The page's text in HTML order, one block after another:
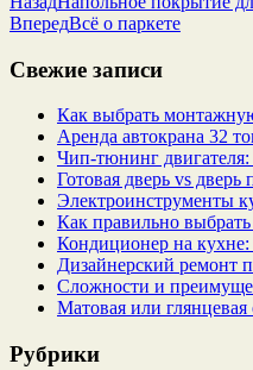
ВпередВсё о паркете
Свежие записи
Как выбрать
Аренда автокрана 32
Чип‑тюнинг
Готовая дверь vs
Электроинструменты
Как правильно
Кондиционер на кухне:
Дизайнерский ремонт
Сложности и
Матовая или глянцевая
Рубрики